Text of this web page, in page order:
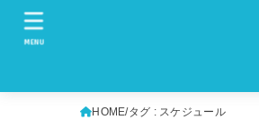
MENU
HOME タグ : スケジュール